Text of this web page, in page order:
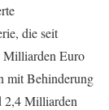
die seit
Milliarden Euro
mit Behinderung
2,4 Milliarden